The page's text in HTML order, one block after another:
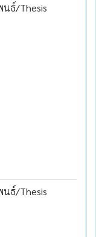
ธ์/Thesis
ธ์/Thesis